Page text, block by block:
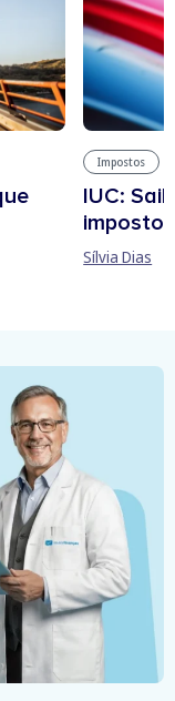
Impostos
IUC:
imposto
Sílvia Dias